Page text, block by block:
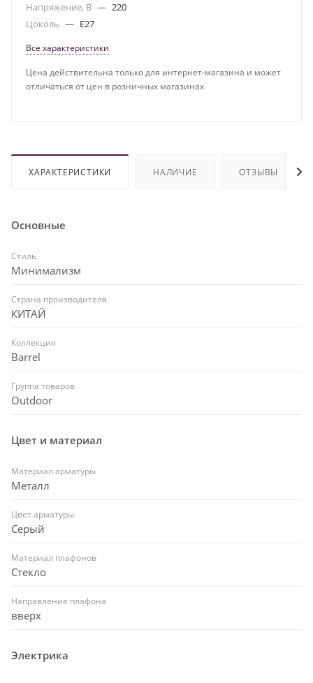
Напряжение, В — 220
Цоколь — E27
Все характеристики
Цена действительна только для интернет-магазина и может
отличаться от цен в розничных магазинах
ХАРАКТЕРИСТИКИ НАЛИЧИЕ ОТЗЫВЫ
Основные
Стиль
Минимализм
Страна производителя
КИТАЙ
Коллекция
Barrel
Группа товаров
Outdoor
Цвет и материал
Материал арматуры
Металл
Цвет арматуры
Серый
Материал плафонов
Стекло
Направление плафона
вверх
Электрика